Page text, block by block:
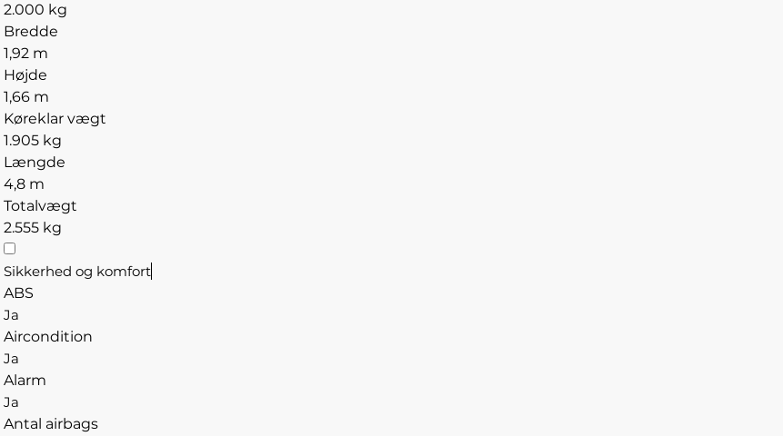
2.000 kg
Bredde
1,92 m
Højde
1,66 m
Køreklar vægt
1.905 kg
Længde
4,8 m
Totalvægt
2.555 kg
Sikkerhed og komfort
ABS
Ja
Aircondition
Ja
Alarm
Ja
Antal airbags